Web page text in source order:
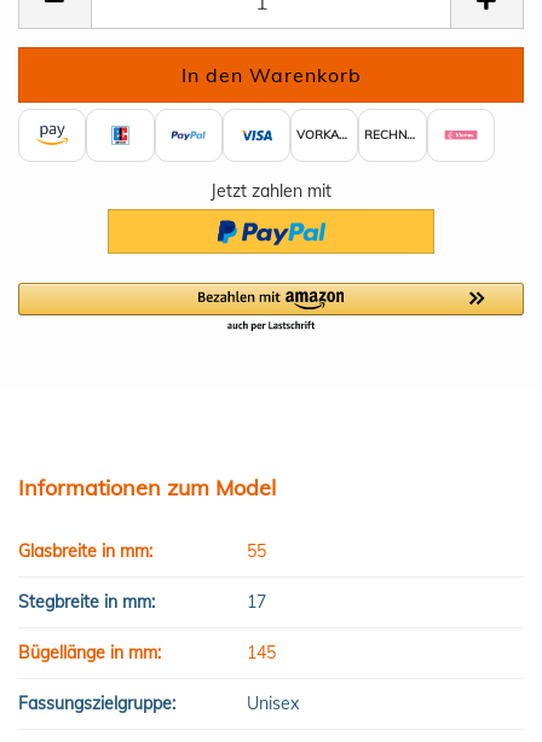
VORKASSE RECHNUNG
Jetzt zahlen mit
Informationen zum Model
Glasbreite in mm: 55
Stegbreite in mm: 17
Bügellänge in mm: 145
Fassungszielgruppe: Unisex